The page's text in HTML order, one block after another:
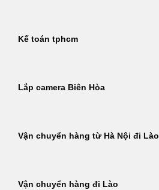
Kế toán tphcm
Lắp camera Biên Hòa
Vận chuyển hàng từ Hà Nội đi Lào
Vận chuyển hàng đi Lào